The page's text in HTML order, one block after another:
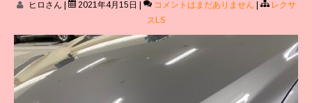
ヒロさん 2021年4月15日 コメントはまだありません
レクサ
スLS